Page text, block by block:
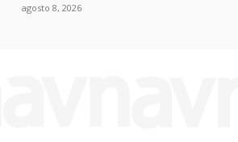
agosto 8, 2026